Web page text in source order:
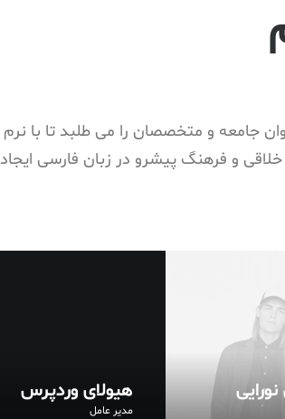
جامعه و متخصصان را می طلبد تا با نرم
و فرهنگ پیشرو در زبان فارسی ایجاد
هیولای وردپرس
مدیر عامل